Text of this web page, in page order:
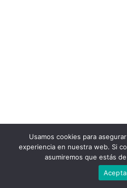
Usamos cookies para
experiencia en nuestra web. Si
asumiremos que estás